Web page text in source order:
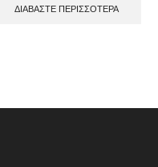
ΔΙΑΒΆΣΤΕ ΠΕΡΙΣΣΌΤΕΡΑ